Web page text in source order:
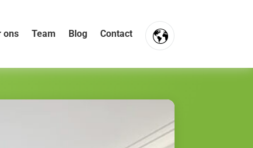
ons Team Blog Contact
FR